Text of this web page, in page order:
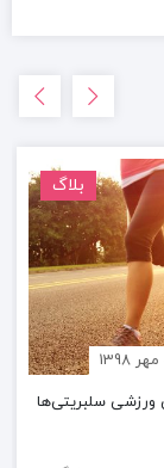
بلاگ
سلبریتی‌ها